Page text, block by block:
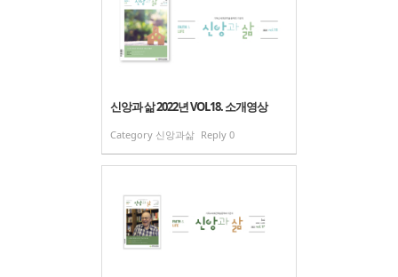
신앙과 삶 2022년 VOL18. 소개영상
Category 신앙과삶 Reply 0